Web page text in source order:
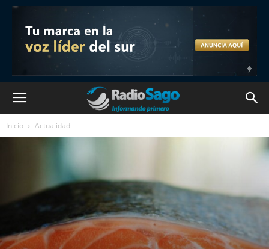
Inicio Actualidad